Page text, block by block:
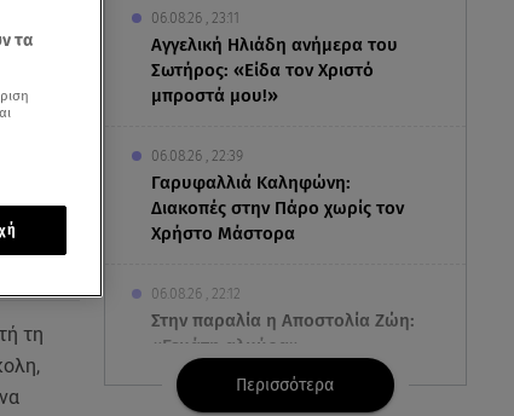
06.08.26 , 23:11
Αγγελική Ηλιάδη ανήμερα του
Σωτήρος: «Είδα τον Χριστό
μπροστά μου!»
06.08.26 , 22:39
Γαρυφαλλιά Καληφώνη:
Διακοπές στην Πάρο χωρίς τον
Χρήστο Μάστορα
06.08.26 , 22:12
Στην παραλία η Αποστολία Ζώη:
«Γεμάτη αλμύρα»
06.08.26 , 22:10
Περισσότερα
τη
τα